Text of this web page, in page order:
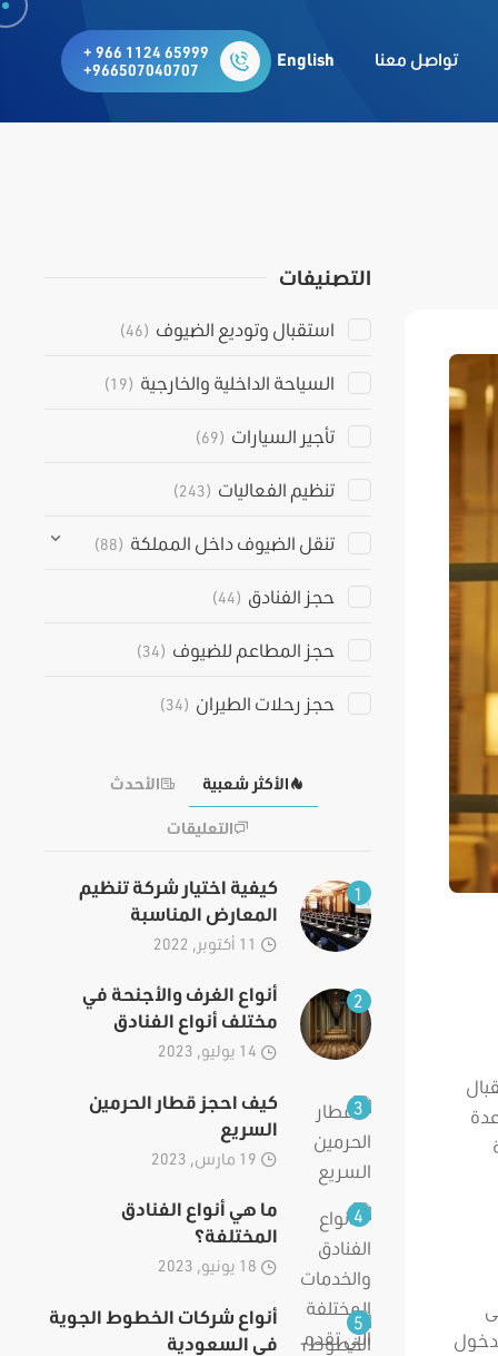
تواصل معنا English
+ 966 1124 65999
+966507040707
التصنيفات
استقبال وتوديع الضيوف (46)
السياحة الداخلية والخارجية (19)
تأجير السيارات (69)
تنظيم الفعاليات (243)
تنقل الضيوف داخل المملكة (88)
حجز الفنادق (44)
حجز المطاعم للضيوف (34)
حجز رحلات الطيران (34)
الأكثر شعبية الأحدث
التعليقات
1
كيفية اختيار شركة تنظيم
المعارض المناسبة
2
أنواع الغرف والأجنحة في
مختلف أنواع الفنادق
3
كيف احجز قطار الحرمين
السريع
4
ما هي أنواع الفنادق
المختلفة؟
5
أنواع شركات الخطوط الجوية
في السعودية